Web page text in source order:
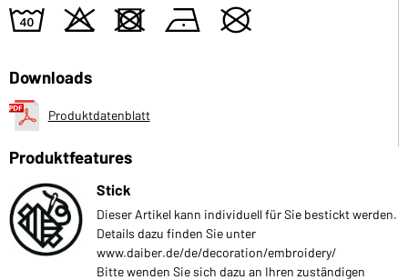
8 o d n U
Downloads
Produktdatenblatt
Produktfeatures
Stick
Dieser Artikel kann individuell für Sie bestickt werden.
Details dazu finden Sie unter
www.daiber.de/de/decoration/embroidery/
Bitte wenden Sie sich dazu an Ihren zuständigen